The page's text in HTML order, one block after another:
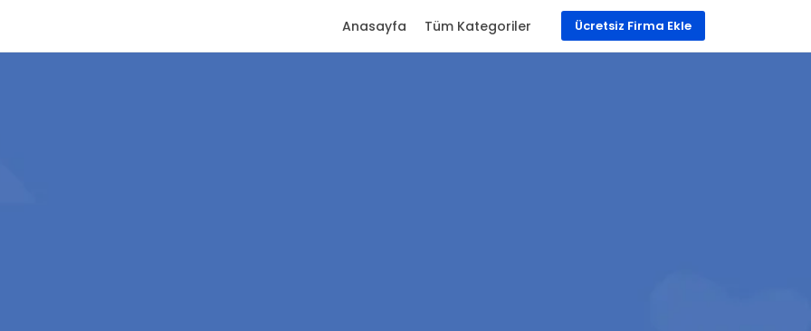
Ücretsiz Firma Ekle
Anasayfa Tüm Kategoriler